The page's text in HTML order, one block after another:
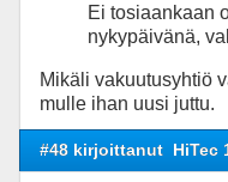
Ei tosiaankaan
nykypäivänä,
Mikäli vakuutusyhtiö
mulle ihan uusi juttu.
#48 kirjoittanut HiTec